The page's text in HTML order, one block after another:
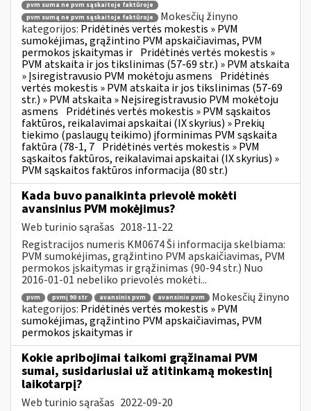
pvm suma ne pvm sąskaitoje faktūroje
pvm sumą ne pvm sąskaitoje faktūroje
Mokesčių žinyno
kategorijos: Pridėtinės vertės mokestis » PVM
sumokėjimas, grąžintino PVM apskaičiavimas, PVM
permokos įskaitymas ir Pridėtinės vertės mokestis »
PVM atskaita ir jos tikslinimas (57-69 str.) » PVM atskaita
» Įsiregistravusio PVM mokėtoju asmens Pridėtinės
vertės mokestis » PVM atskaita ir jos tikslinimas (57-69
str.) » PVM atskaita » Neįsiregistravusio PVM mokėtoju
asmens Pridėtinės vertės mokestis » PVM sąskaitos
faktūros, reikalavimai apskaitai (IX skyrius) » Prekių
tiekimo (paslaugų teikimo) įforminimas PVM sąskaita
faktūra (78-1, 7 Pridėtinės vertės mokestis » PVM
sąskaitos faktūros, reikalavimai apskaitai (IX skyrius) »
PVM sąskaitos faktūros informacija (80 str.)
Kada buvo panaikinta prievolė mokėti
avansinius PVM mokėjimus?
Web turinio sąrašas 2018-11-22
Registracijos numeris KM0674 Ši informacija skelbiama:
PVM sumokėjimas, grąžintino PVM apskaičiavimas, PVM
permokos įskaitymas ir grąžinimas (90-94 str.) Nuo
2016-01-01 nebeliko prievolės mokėti...
pvm pvmį 90 str avansinis pvm avansinio pvm
Mokesčių žinyno
kategorijos: Pridėtinės vertės mokestis » PVM
sumokėjimas, grąžintino PVM apskaičiavimas, PVM
permokos įskaitymas ir
Kokie apribojimai taikomi grąžinamai PVM
sumai, susidariusiai už atitinkamą mokestinį
laikotarpį?
Web turinio sąrašas 2022-09-20